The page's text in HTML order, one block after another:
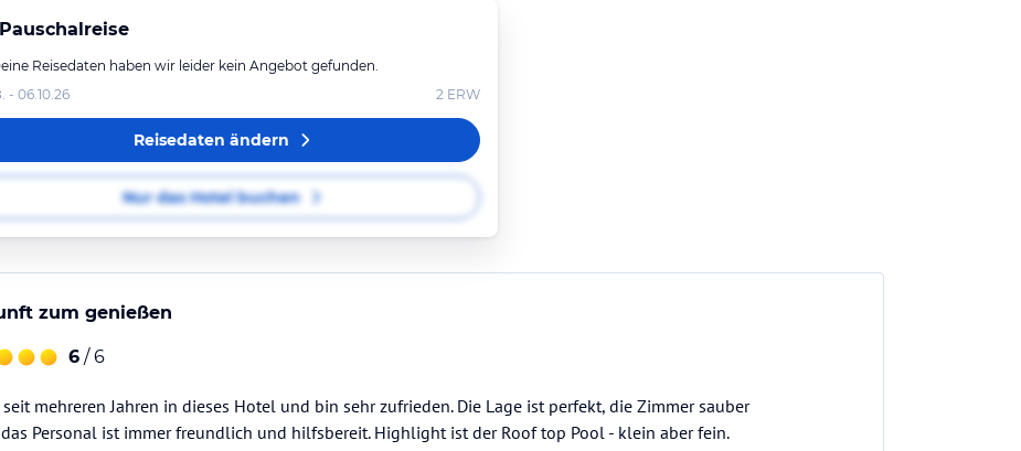
Pauschalreise
Reisedaten haben wir leider kein Angebot gefunden.
- 06.10.26
2 ERW
Reisedaten ändern
Nur das Hotel buchen
zum genießen
6 / 6
mehreren Jahren in dieses Hotel und bin sehr zufrieden. Die Lage ist perfekt, die Zimmer sauber
Personal ist immer freundlich und hilfsbereit. Highlight ist der Roof top Pool - klein aber fein.